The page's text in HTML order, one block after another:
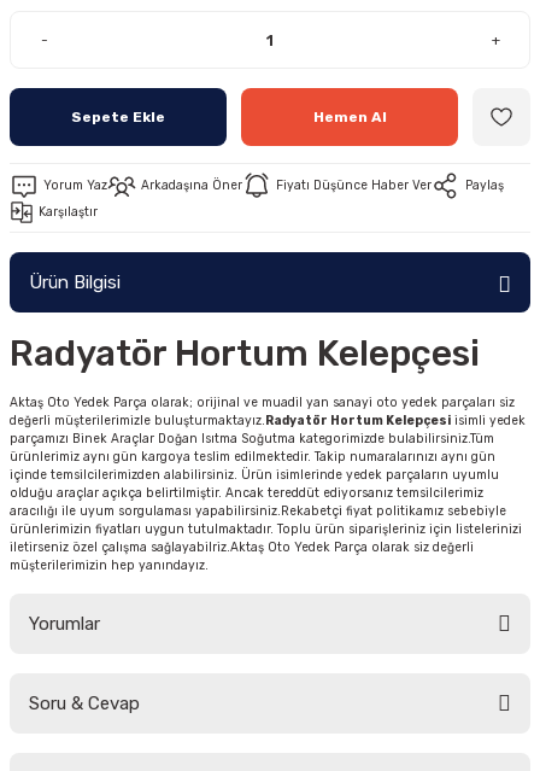
- +
Sepete Ekle Hemen Al
Yorum Yaz Arkadaşına Öner Fiyatı Düşünce Haber Ver
Paylaş
Karşılaştır
Ürün Bilgisi
Radyatör Hortum Kelepçesi
Aktaş Oto Yedek Parça olarak; orijinal ve muadil yan sanayi oto yedek parçaları siz
değerli müşterilerimizle buluşturmaktayız.Radyatör Hortum Kelepçesi isimli yedek
parçamızı Binek Araçlar Doğan Isıtma Soğutma kategorimizde bulabilirsiniz.Tüm
ürünlerimiz aynı gün kargoya teslim edilmektedir. Takip numaralarınızı aynı gün
içinde temsilcilerimizden alabilirsiniz. Ürün isimlerinde yedek parçaların uyumlu
olduğu araçlar açıkça belirtilmiştir. Ancak tereddüt ediyorsanız temsilcilerimiz
aracılığı ile uyum sorgulaması yapabilirsiniz.Rekabetçi fiyat politikamız sebebiyle
ürünlerimizin fiyatları uygun tutulmaktadır. Toplu ürün siparişleriniz için listelerinizi
iletirseniz özel çalışma sağlayabilriz.Aktaş Oto Yedek Parça olarak siz değerli
müşterilerimizin hep yanındayız.
Yorumlar
Soru & Cevap